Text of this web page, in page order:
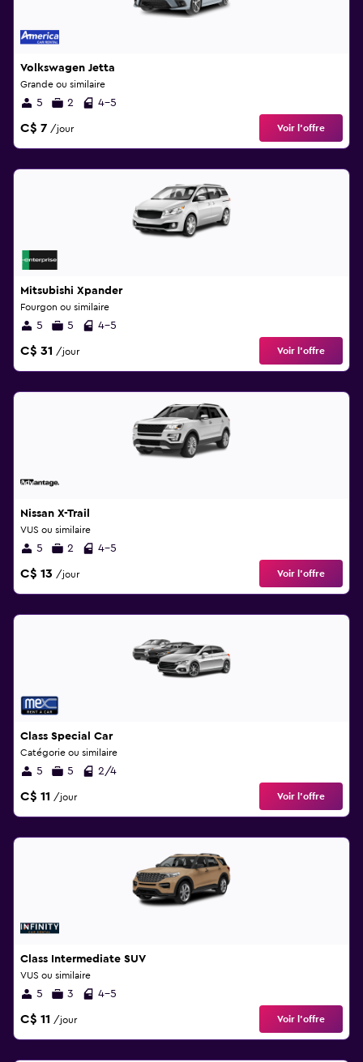
Volkswagen Jetta
Grande ou similaire
5 2 4-5
C$ 7 /jour Voir l’offre
Mitsubishi Xpander
Fourgon ou similaire
5 5 4-5
C$ 31 /jour Voir l’offre
Nissan X-Trail
VUS ou similaire
5 2 4-5
C$ 13 /jour Voir l’offre
Class Special Car
Catégorie ou similaire
5 5 2/4
C$ 11 /jour Voir l’offre
Class Intermediate SUV
VUS ou similaire
5 3 4-5
C$ 11 /jour Voir l’offre